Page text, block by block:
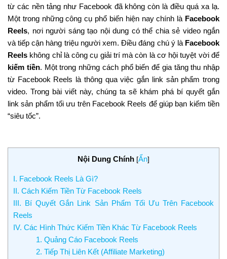
từ các nền tảng như Facebook đã không còn là điều quá xa lạ.
Một trong những công cụ phổ biến hiện nay chính là Facebook
Reels, nơi người sáng tạo nội dung có thể chia sẻ video ngắn
và tiếp cận hàng triệu người xem. Điều đáng chú ý là Facebook
Reels không chỉ là công cụ giải trí mà còn là cơ hội tuyệt vời để
kiếm tiền. Một trong những cách phổ biến để gia tăng thu nhập
từ Facebook Reels là thông qua việc gắn link sản phẩm trong
video. Trong bài viết này, chúng ta sẽ khám phá bí quyết gắn
link sản phẩm tối ưu trên Facebook Reels để giúp bạn kiếm tiền
“siêu tốc”.
Nội Dung Chính [Ẩn]
I. Facebook Reels Là Gì?
II. Cách Kiếm Tiền Từ Facebook Reels
III. Bí Quyết Gắn Link Sản Phẩm Tối Ưu Trên Facebook
Reels
IV. Các Hình Thức Kiếm Tiền Khác Từ Facebook Reels
1. Quảng Cáo Facebook Reels
2. Tiếp Thị Liên Kết (Affiliate Marketing)